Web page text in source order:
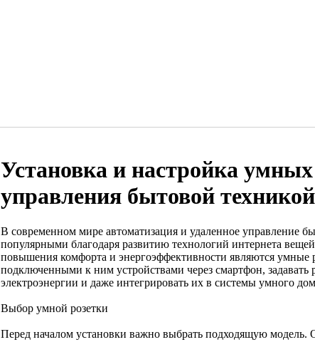
Установка и настройка умных
управления бытовой
В современном мире автоматизация и удаленное управление
популярными благодаря развитию технологий интернета
повышения комфорта и энергоэффективности являются умные
подключенными к ним устройствами через смартфон, задавать
электроэнергии и даже интегрировать их в системы умного
Выбор умной розетки
Перед началом установки важно выбрать подходящую